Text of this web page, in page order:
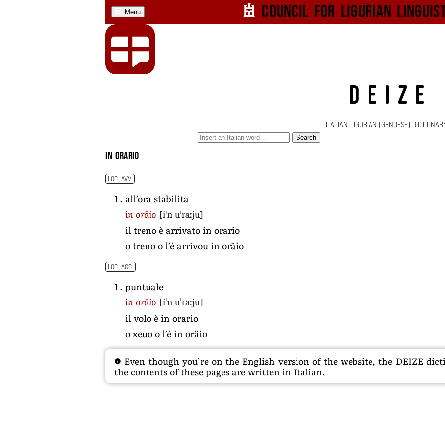
Menu Council for Ligurian
DEIZE
ITALIAN-LIGURIAN (GENOESE)
Search
in orario
LOC. AVV.
all’ora stabilita
in oräio [iˈn uˈraːju]
il treno è arrivato in orario
o treno o l’é arrivou in oräio
LOC. AGG.
puntuale
in oräio [iˈn uˈraːju]
il volo è in orario
o xeuo o l’é in oräio
Even though you’re on the English version of the website, the DEIZE
the contents of these pages are written in Italian.